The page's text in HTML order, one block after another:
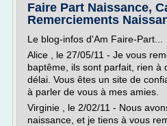
Faire Part Naissance,
Remerciements
Le blog-infos d'Am Faire-Part...
Alice , le 27/05/11 - Je vous
baptême, ils sont parfait, rien à
délai. Vous êtes un site de
à parler de vous à mes amies.
Virginie , le 2/02/11 - Nous
naissance, et je tiens à vous